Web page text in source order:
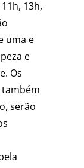
13h,
uma e
e
Os
serão